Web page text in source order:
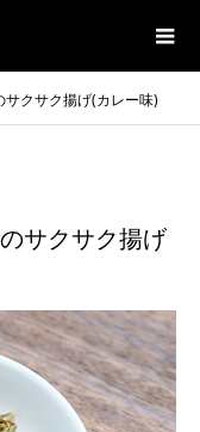
クサク揚げ(カレー味)
サクサク揚げ